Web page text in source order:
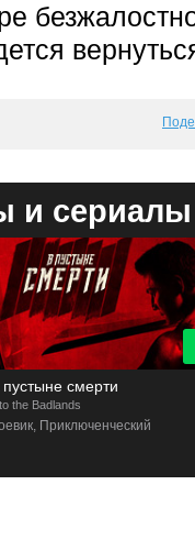
и сериалы
пустыне смерти
the Badlands
Приключенческий